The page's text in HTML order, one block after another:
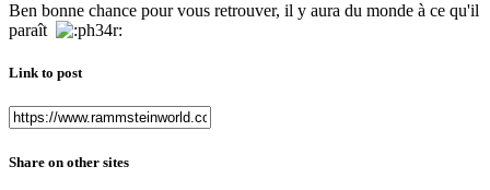
Ben bonne chance pour vous retrouver, il y aura du monde à ce qu'il
paraît
Link to post
Share on other sites